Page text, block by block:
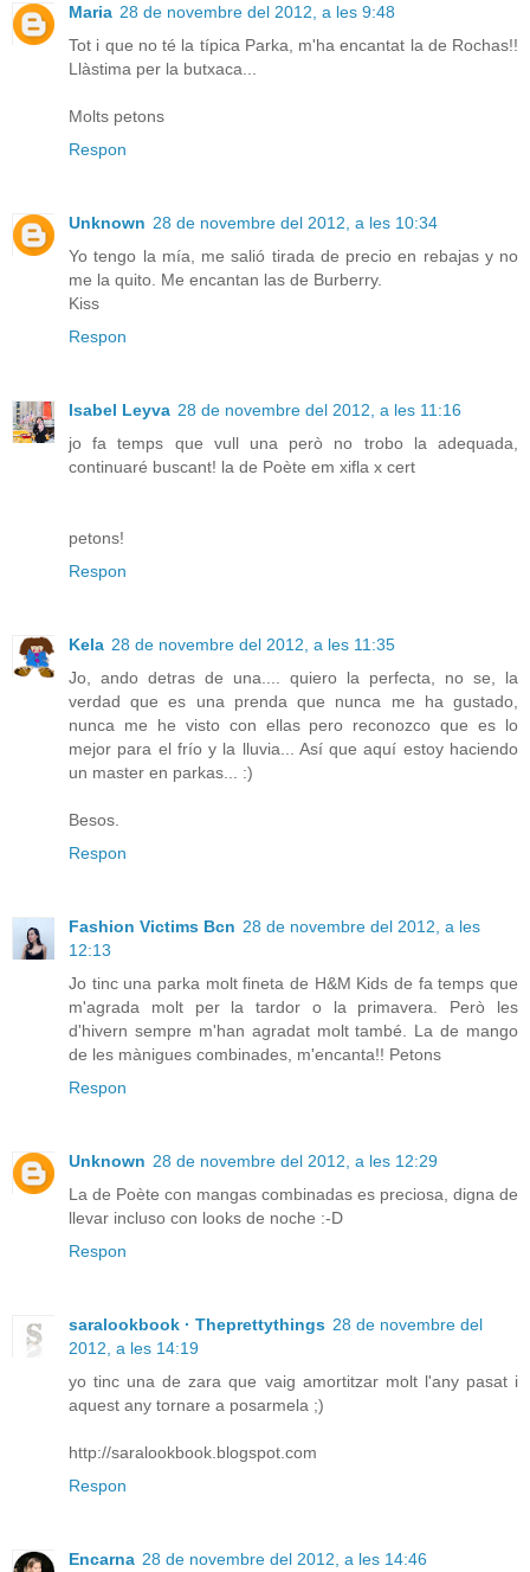
Maria 28 de novembre del 2012, a les 9:48
Tot i que no té la típica Parka, m'ha encantat la de Rochas!!
Llàstima per la butxaca...
Molts petons
Respon
Unknown 28 de novembre del 2012, a les 10:34
Yo tengo la mía, me salió tirada de precio en rebajas y no
me la quito. Me encantan las de Burberry.
Kiss
Respon
Isabel Leyva 28 de novembre del 2012, a les 11:16
jo fa temps que vull una però no trobo la adequada,
continuaré buscant! la de Poète em xifla x cert
petons!
Respon
Kela 28 de novembre del 2012, a les 11:35
Jo, ando detras de una.... quiero la perfecta, no se, la
verdad que es una prenda que nunca me ha gustado,
nunca me he visto con ellas pero reconozco que es lo
mejor para el frío y la lluvia... Así que aquí estoy haciendo
un master en parkas... :)
Besos.
Respon
Fashion Victims Bcn 28 de novembre del 2012, a les
12:13
Jo tinc una parka molt fineta de H&M Kids de fa temps que
m'agrada molt per la tardor o la primavera. Però les
d'hivern sempre m'han agradat molt també. La de mango
de les mànigues combinades, m'encanta!! Petons
Respon
Unknown 28 de novembre del 2012, a les 12:29
La de Poète con mangas combinadas es preciosa, digna de
llevar incluso con looks de noche :-D
Respon
saralookbook · Theprettythings 28 de novembre del
2012, a les 14:19
yo tinc una de zara que vaig amortitzar molt l'any pasat i
aquest any tornare a posarmela ;)
http://saralookbook.blogspot.com
Respon
Encarna 28 de novembre del 2012, a les 14:46